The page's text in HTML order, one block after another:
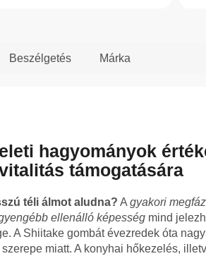
Beszélgetés Márka
hagyományok
támogatására
téli álmot aludna? A gyakori
ellenálló képesség mind
A Shiitake gombát évezredek óta
miatt. A konyhai hőkezelés,